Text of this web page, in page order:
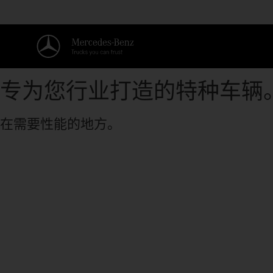
专为您行业打造的特种车辆
在需要性能的地方。